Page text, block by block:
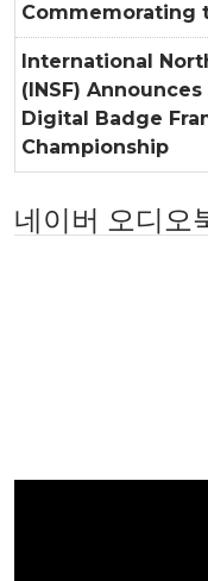
Commemorating
International
(INSF)
Digital Badge
Championship
네이버 오디오